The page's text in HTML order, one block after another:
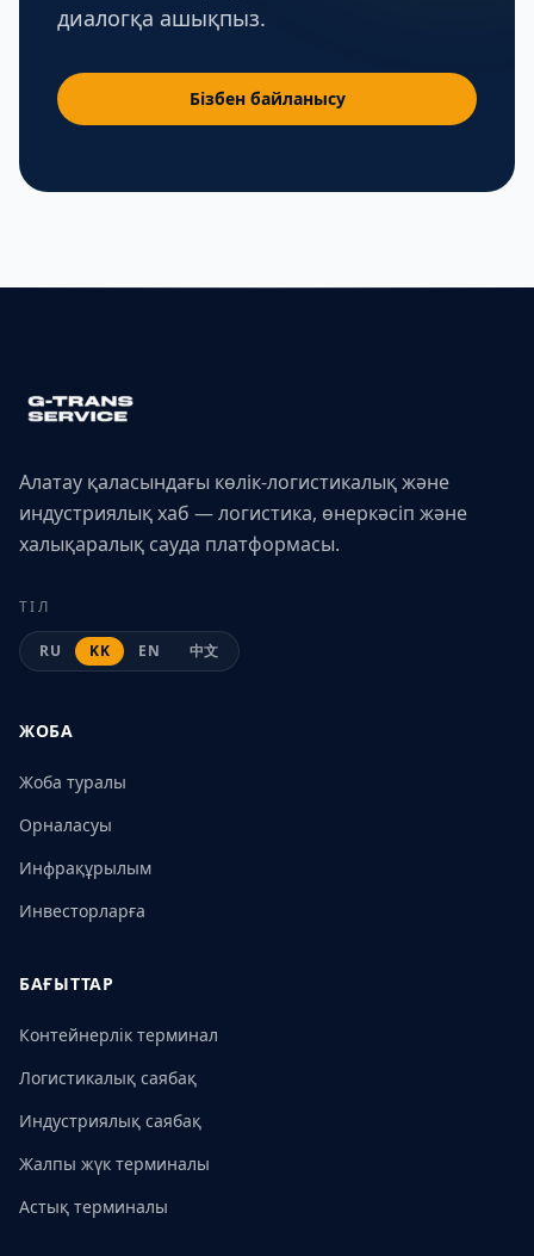
диалогқа ашықпыз.
Бізбен байланысу
Алатау қаласындағы көлік-логистикалық және
индустриялық хаб — логистика, өнеркәсіп және
халықаралық сауда платформасы.
ТІЛ
RU KK EN 中文
ЖОБА
Жоба туралы
Орналасуы
Инфрақұрылым
Инвесторларға
БАҒЫТТАР
Контейнерлік терминал
Логистикалық саябақ
Индустриялық саябақ
Жалпы жүк терминалы
Астық терминалы